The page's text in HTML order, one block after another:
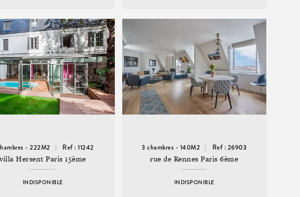
- 222M2 Ref : 11242
villa Hersent Paris 15ème
INDISPONIBLE
3 chambres - 140M2 Ref : 26903
rue de Rennes Paris 6ème
INDISPONIBLE